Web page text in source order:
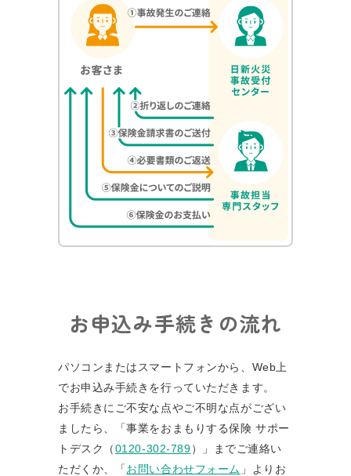
お申込み手続きの流れ
パソコンまたはスマートフォンから、Web上
でお申込み⼿続きを⾏っていただきます。
お⼿続きにご不安な点やご不明な点がござい
ましたら、「事業をおまもりする保険 サポー
トデスク
（0120-302-789）」までご連絡い
ただくか、「お問い合わせフォーム 」よりお